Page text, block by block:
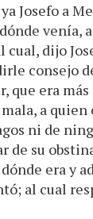
Josefo a
venía,
dijo
consejo
que era
a
ni de
de su
era y
al cual